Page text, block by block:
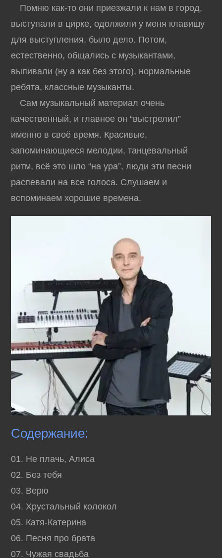
Помню как-то они приезжали к нам в город,
выступали в цирке, одолжили у меня клавишу
для выступления, было дело. Потом,
естественно, общались с музыкантами,
выпивали (ну а как без этого), нормальные
ребята, классные музыканты.
Сам музыкальный материал очень
качественный, и главное он “выстрелил”
именно в своё время. Красивые,
запоминающиеся мелодии, танцевальный
ритм, всё это шло “на ура”, люди эти песни
распевали на все голоса. Слушаем и
вспоминаем хорошие времена.
Содержание:
01. Не плачь, Алиса
02. Без тебя
03. Верю
04. Хрустальный колокол
05. Катя-Катерина
06. Песня про брата
07. Чужая свадьба